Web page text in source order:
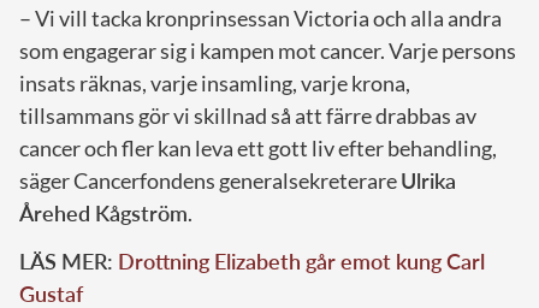
– Vi vill tacka kronprinsessan Victoria och alla andra
som engagerar sig i kampen mot cancer. Varje persons
insats räknas, varje insamling, varje krona,
tillsammans gör vi skillnad så att färre drabbas av
cancer och fler kan leva ett gott liv efter behandling,
säger Cancerfondens generalsekreterareUlrika
Årehed Kågström.
LÄS MER: Drottning Elizabeth går emot kung Carl
Gustaf